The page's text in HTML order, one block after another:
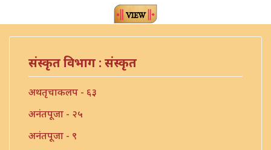
संस्कृत विभाग : संस्कृत
अथतृचाकलप - ६३
अनंतपूजा - २५
अनंतपूजा - ९